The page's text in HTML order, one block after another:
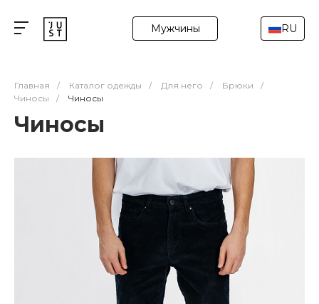
Мужчины RU
Главная / Каталог одежды / Для него / Брюки
/
Чиносы
/ Чиносы
Чиносы